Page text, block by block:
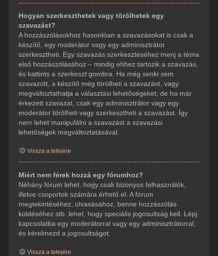
Hogyan szerkeszthetek vagy törölhetek egy
szavazást?
A hozzászólásokhoz hasonlóan a szavazásokat is csak a
készítő, egy moderátor vagy egy adminisztrátor
szerkesztheti. Egy szavazás szerkesztéséhez menj a téma
első hozzászólásához – mindig ehhez tartozik a szavazás,
és kattints a szerkesztgombra. Ha még senki sem
szavazott, a készítő még törölheti a szavazást, vagy
megváltoztathatja a választási lehetőségeket, de ha már
érkezett szavazat, csak egy adminisztrátor vagy egy
moderátor törölheti vagy szerkesztheti a szavazást. Így
nem lehet manipulálni a szavazást a szavazási
lehetőségek megváltoztatásával.
Vissza a tetejére
Miért nem férek hozzá egy fórumhoz?
Néhány fórum lehet, hogy csak bizonyos felhasználók,
illetve csoportok számára érhető el. A fórum
megtekintéséhez, olvasásához, benne hozzászólás
küldéséhez stb. lehet, hogy speciális jogosultság kell. Lépj
kapcsolatba egy moderátorral vagy egy adminisztrátorral,
és kérelmezd a jogosultságot.
Vissza a tetejére